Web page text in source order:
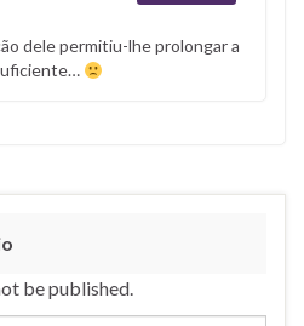
dele permitiu-lhe prolongar a
be published.